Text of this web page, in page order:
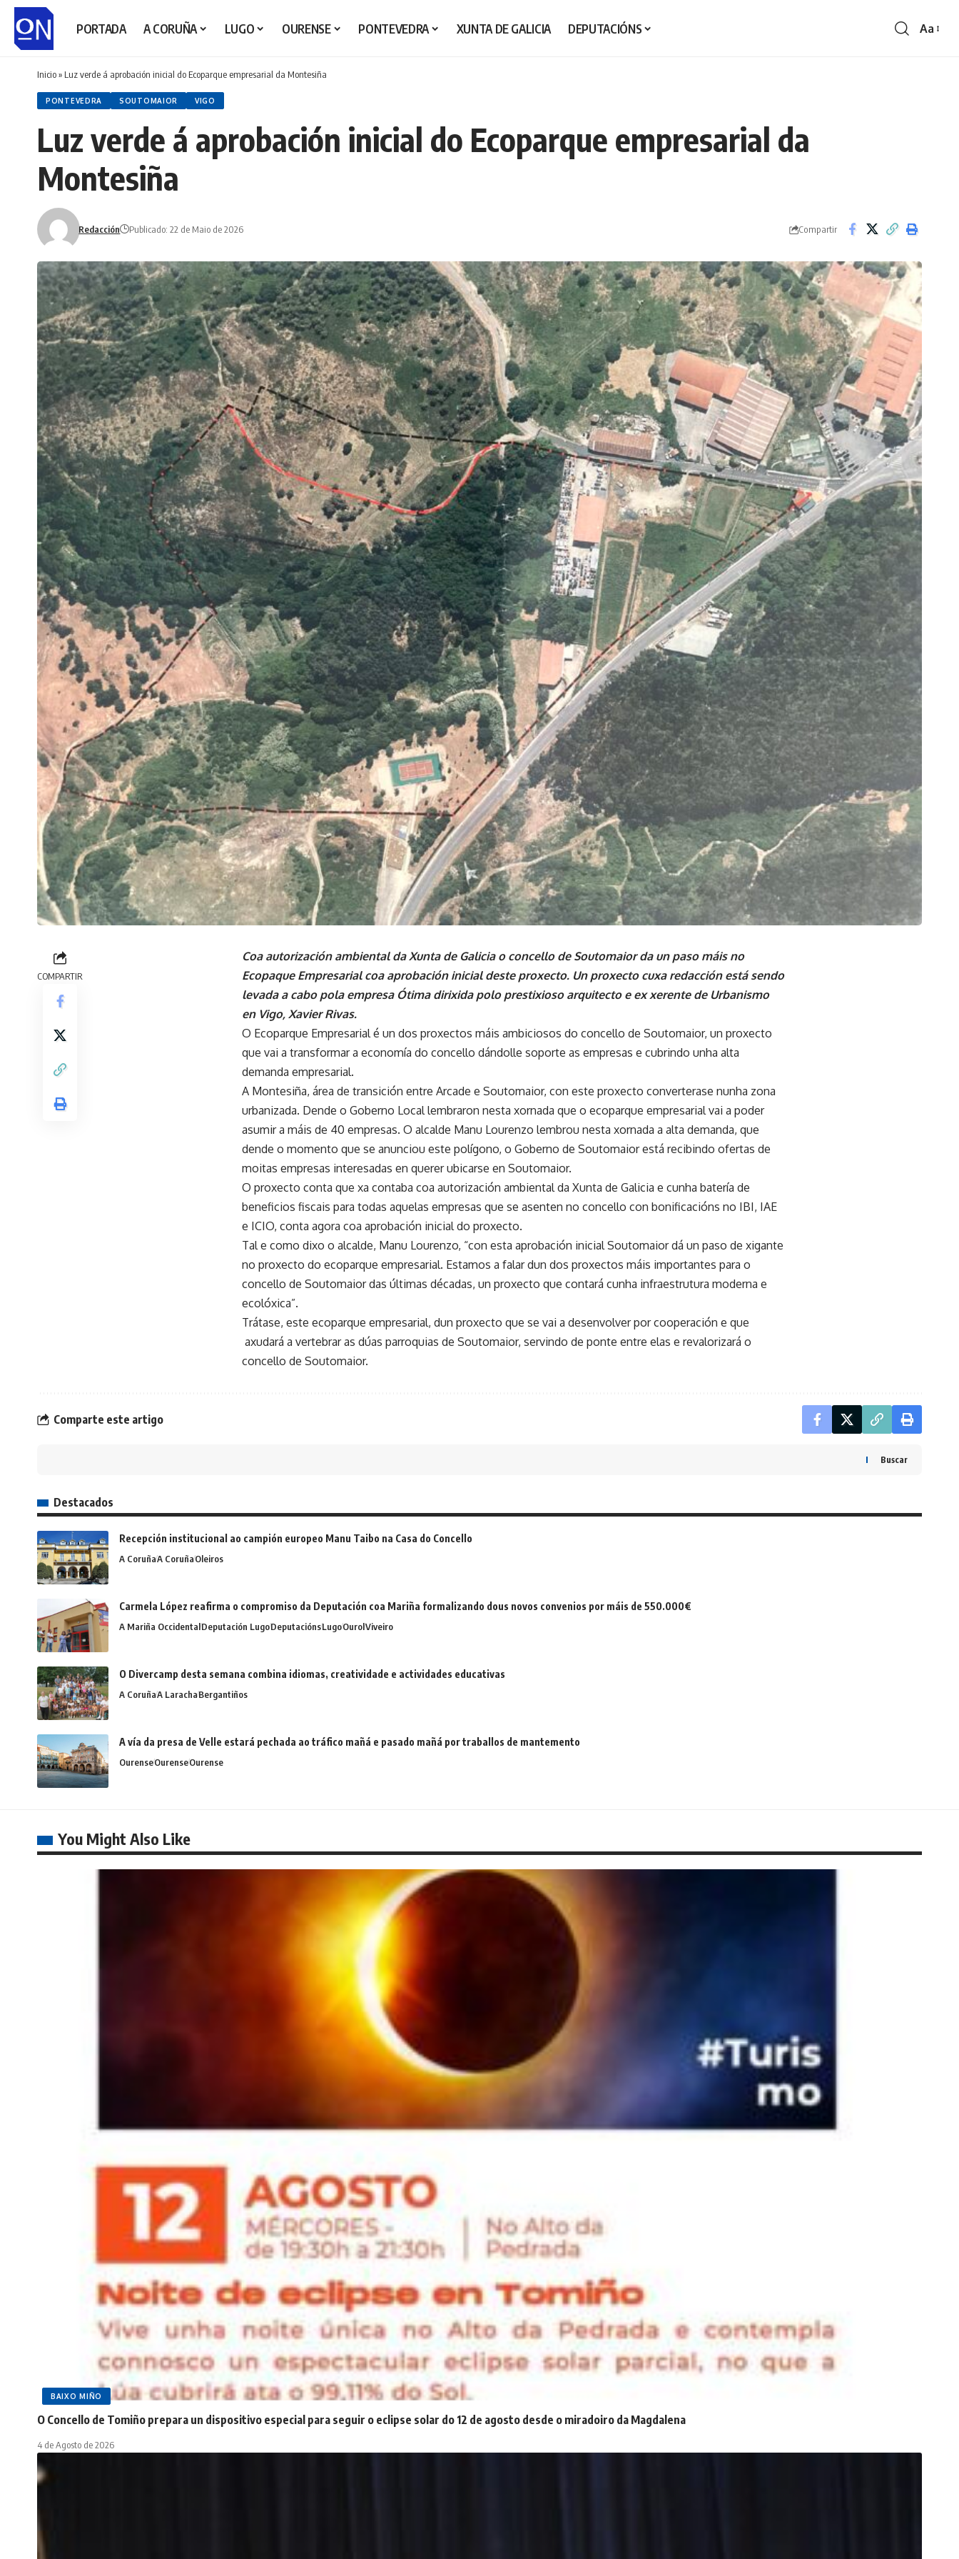
PORTADA A CORUÑA LUGO OURENSE PONTEVEDRA XUNTA DE GALICIA DEPUTACIÓNS Aa
Inicio» Luz verde á aprobación inicial do Ecoparque empresarial da Montesiña
PONTEVEDRA SOUTOMAIOR VIGO
Luz verde á aprobación inicial do Ecoparque empresarial da
Montesiña
Redacción Publicado: 22 de Maio de 2026 Compartir
COMPARTIR
Coa autorización ambiental da Xunta de Galicia o concello de Soutomaior da un paso máis no
Ecopaque Empresarial coa aprobación inicial deste proxecto. Un proxecto cuxa redacción está sendo
levada a cabo pola empresa Ótima dirixida polo prestixioso arquitecto e ex xerente de Urbanismo
en Vigo, Xavier Rivas.
O Ecoparque Empresarial é un dos proxectos máis ambiciosos do concello de Soutomaior, un proxecto
que vai a transformar a economía do concello dándolle soporte as empresas e cubrindo unha alta
demanda empresarial.
A Montesiña, área de transición entre Arcade e Soutomaior, con este proxecto converterase nunha zona
urbanizada. Dende o Goberno Local lembraron nesta xornada que o ecoparque empresarial vai a poder
asumir a máis de 40 empresas. O alcalde Manu Lourenzo lembrou nesta xornada a alta demanda, que
dende o momento que se anunciou este polígono, o Goberno de Soutomaior está recibindo ofertas de
moitas empresas interesadas en querer ubicarse en Soutomaior.
O proxecto conta que xa contaba coa autorización ambiental da Xunta de Galicia e cunha batería de
beneficios fiscais para todas aquelas empresas que se asenten no concello con bonificacións no IBI, IAE
e ICIO, conta agora coa aprobación inicial do proxecto.
Tal e como dixo o alcalde, Manu Lourenzo, “con esta aprobación inicial Soutomaior dá un paso de xigante
no proxecto do ecoparque empresarial. Estamos a falar dun dos proxectos máis importantes para o
concello de Soutomaior das últimas décadas, un proxecto que contará cunha infraestrutura moderna e
ecolóxica”.
Trátase, este ecoparque empresarial, dun proxecto que se vai a desenvolver por cooperación e que
axudará a vertebrar as dúas parroquias de Soutomaior, servindo de ponte entre elas e revalorizará o
concello de Soutomaior.
Comparte este artigo
Buscar
Destacados
Recepción institucional ao campión europeo Manu Taibo na Casa do Concello
A CoruñaA CoruñaOleiros
Carmela López reafirma o compromiso da Deputación coa Mariña formalizando dous novos convenios por máis de 550.000€
A Mariña OccidentalDeputación LugoDeputaciónsLugoOurolViveiro
O Divercamp desta semana combina idiomas, creatividade e actividades educativas
A CoruñaA LarachaBergantiños
A vía da presa de Velle estará pechada ao tráfico mañá e pasado mañá por traballos de mantemento
OurenseOurenseOurense
You Might Also Like
BAIXO MIÑO
O Concello de Tomiño prepara un dispositivo especial para seguir o eclipse solar do 12 de agosto desde o miradoiro da Magdalena
4 de Agosto de 2026